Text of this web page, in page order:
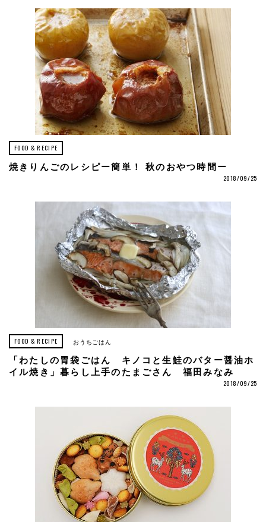
FOOD & RECIPE
焼きりんごのレシピー簡単！ 秋のおやつ時間ー
2018/09/25
FOOD & RECIPE おうちごはん
「わたしの胃袋ごはん キノコと生鮭のバター醤油ホ
イル焼き」暮らし上手のたまごさん 福田みなみ
2018/09/25